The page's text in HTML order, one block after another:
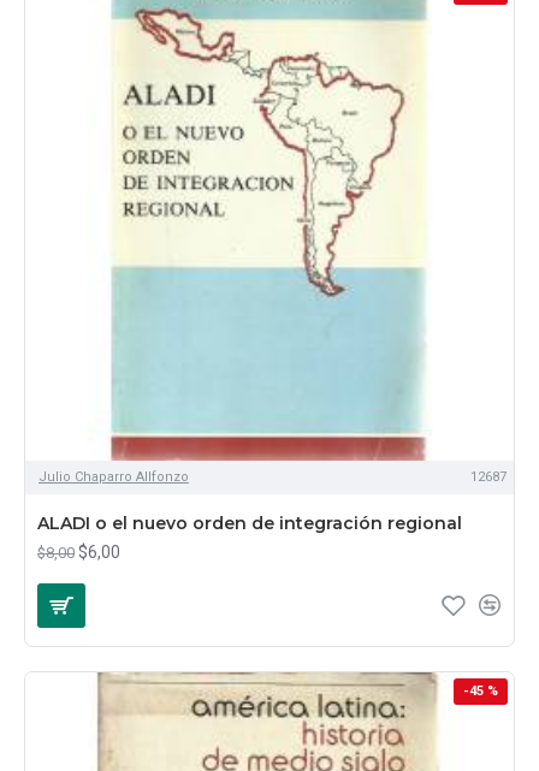
Julio Chaparro Allfonzo 12687
ALADI o el nuevo orden de integración regional
$8,00 $6,00
-45 %